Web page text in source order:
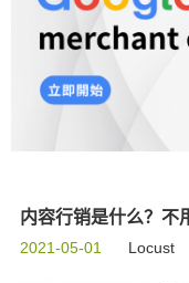
内容行销是什么？不
2021-05-01 Locust